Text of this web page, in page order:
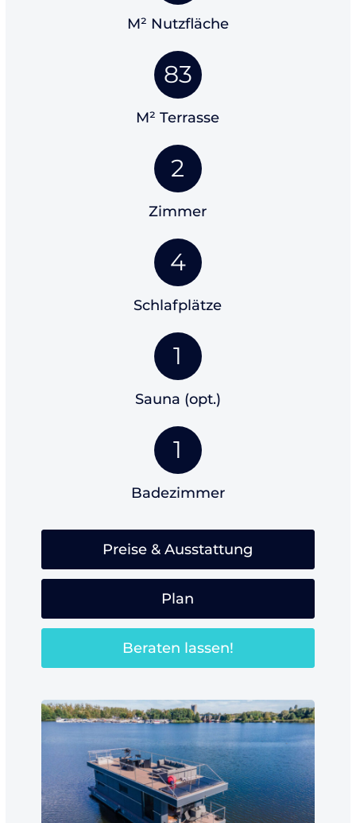
M² Nutzfläche
83
M² Terrasse
2
Zimmer
4
Schlafplätze
1
Sauna (opt.)
1
Badezimmer
Preise & Ausstattung
Plan
Beraten lassen!